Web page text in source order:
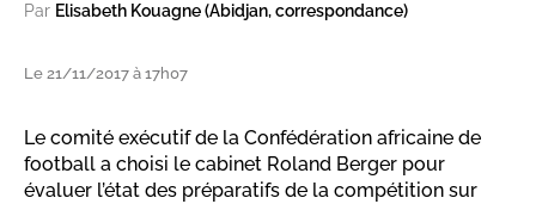
Par Elisabeth Kouagne (Abidjan, correspondance)
Le 21/11/2017 à 17h07
Le comité exécutif de la Confédération africaine de
football a choisi le cabinet Roland Berger pour
évaluer l’état des préparatifs de la compétition sur